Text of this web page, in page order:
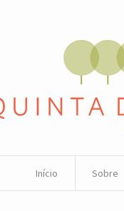
Início Sobre